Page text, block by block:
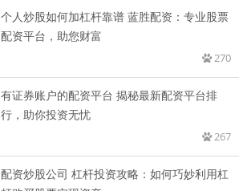
个人炒股如何加杠杆靠谱 蓝胜配资：专业股票
配资平台，助您财富
270
有证券账户的配资平台 揭秘最新配资平台排
行，助你投资无忧
267
配资炒股公司 杠杆投资攻略：如何巧妙利用杠